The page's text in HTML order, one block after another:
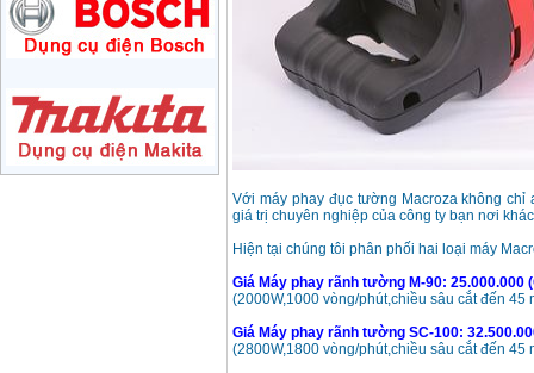
Máy Khoan Bosch
GSB 16RE (750W)
Bộ máy khoan Bosch
GSB 13RE hộp nhựa
Với máy phay đục tường Macroza không
giá trị chuyên nghiệp của công ty bạn nơi
Hiện tại chúng tôi phân phối hai loại máy
Giá Máy phay rãnh tường M-90: 25.000.000
(2000W,1000 vòng/phút,chiều sâu cắt đến 45
Giá Máy phay rãnh tường SC-100:
(2800W,1800 vòng/phút,chiều sâu cắt đến 45